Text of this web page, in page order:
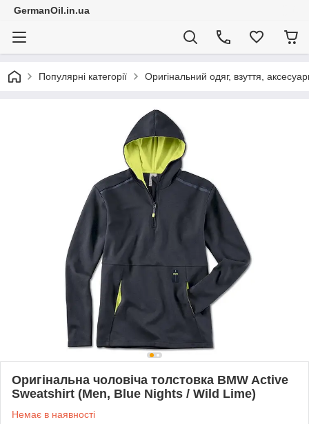
GermanOil.in.ua
Популярні категорії Оригінальний одяг, взуття,
Оригінальна чоловіча толстовка BMW Active
Sweatshirt (Men, Blue Nights / Wild Lime)
Немає в наявності